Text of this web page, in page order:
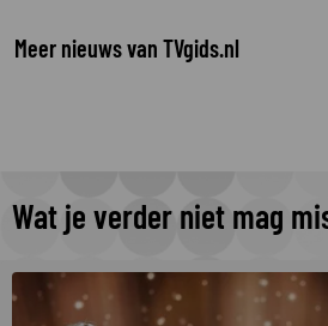
Meer nieuws van TVgids.nl
Wat je verder niet mag